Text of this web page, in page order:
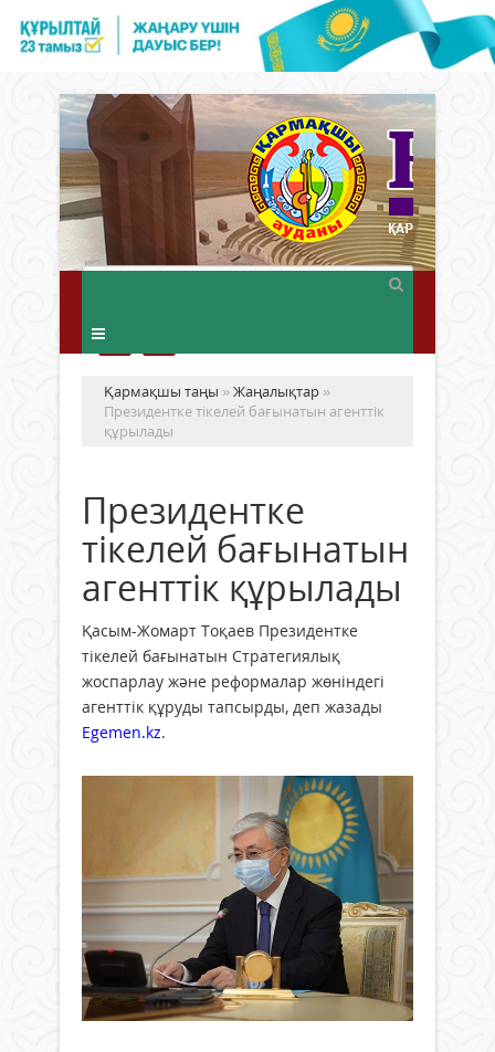
Қармақшы таңы »Жаңалықтар »
Президентке тікелей бағынатын агенттік
құрылады
Президентке
тікелей бағынатын
агенттік құрылады
Қасым-Жомарт Тоқаев Президентке
тікелей бағынатын Стратегиялық
жоспарлау және реформалар жөніндегі
агенттік құруды тапсырды, деп жазады
Egemen.kz.